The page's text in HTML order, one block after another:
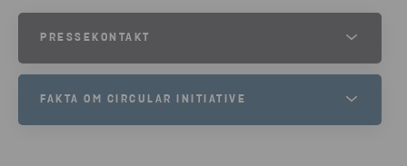
PRESSEKONTAKT
SENIOR COMMUNICATIONS MANAGER AT STENA METALL
FAKTA OM CIRCULAR INITIATIVE